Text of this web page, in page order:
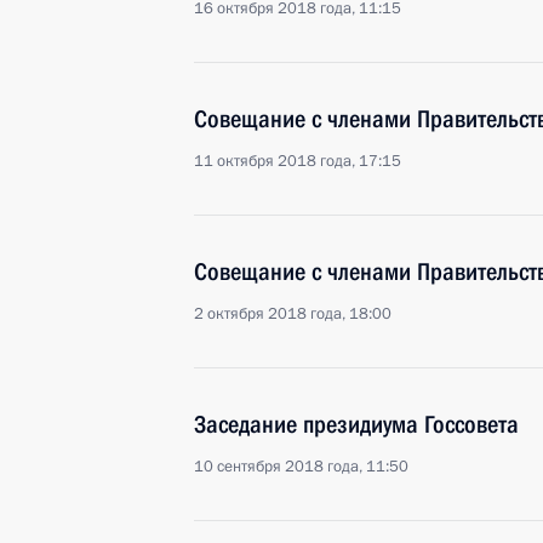
16 октября 2018 года, 11:15
Совещание с членами
11 октября 2018 года, 17:15
Совещание с членами
2 октября 2018 года, 18:00
Заседание президиума Госсовета
10 сентября 2018 года, 11:50